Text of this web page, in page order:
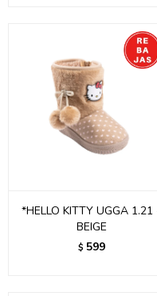
*HELLO KITTY UGGA 1.21
BEIGE
$ 599